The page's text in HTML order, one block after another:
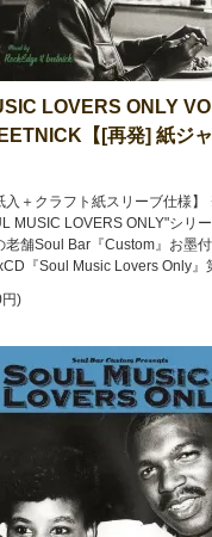
LOVERS ONLY
【[再発] 紙ジ
入＋クラフト紙スリーブ仕様
MUSIC LOVERS ONLY"シリ
老舗Soul Bar『Custom』お墨
『Soul Music Lovers Only』
)